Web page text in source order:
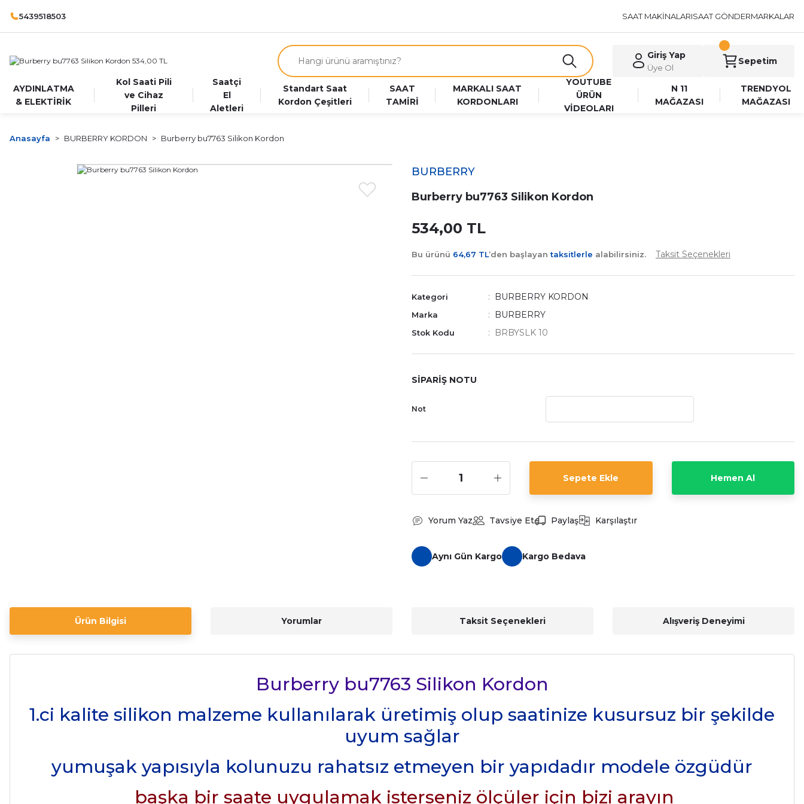
5439518503 SAAT MAKİNALARISAAT GÖNDERMARKALAR
Giriş Yap
Üye Ol
Sepetim
AYDINLATMA
& ELEKTİRİK
Kol Saati Pili
ve Cihaz
Pilleri
Saatçi
El
Aletleri
Standart Saat
Kordon Çeşitleri
SAAT
TAMİRİ
MARKALI SAAT
KORDONLARI
YOUTUBE
ÜRÜN
VİDEOLARI
N 11
MAĞAZASI
TRENDYOL
MAĞAZASI
Anasayfa BURBERRY KORDON Burberry bu7763 Silikon Kordon
BURBERRY
Burberry bu7763 Silikon Kordon
534,00 TL
Bu ürünü 64,67 TL’den başlayantaksitlerle alabilirsiniz. Taksit Seçenekleri
Kategori BURBERRY KORDON
Marka BURBERRY
Stok Kodu BRBYSLK 10
SİPARİŞ NOTU
Not
Sepete Ekle Hemen Al
Yorum Yaz Tavsiye Et Paylaş Karşılaştır
Aynı Gün Kargo Kargo Bedava
Ürün Bilgisi Yorumlar Taksit Seçenekleri Alışveriş Deneyimi
Burberry bu7763 Silikon Kordon
1.ci kalite silikon malzeme kullanılarak üretimiş olup saatinize kusursuz bir şekilde
uyum sağlar
yumuşak yapısıyla kolunuzu rahatsız etmeyen bir yapıdadır modele özgüdür
başka bir saate uygulamak isterseniz ölçüler için bizi arayın